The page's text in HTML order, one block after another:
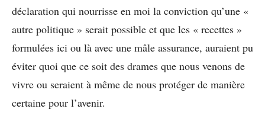
déclaration qui nourrisse en moi la conviction qu’une «
autre politique » serait possible et que les « recettes »
formulées ici ou là avec une mâle assurance, auraient pu
éviter quoi que ce soit des drames que nous venons de
vivre ou seraient à même de nous protéger de manière
certaine pour l’avenir.